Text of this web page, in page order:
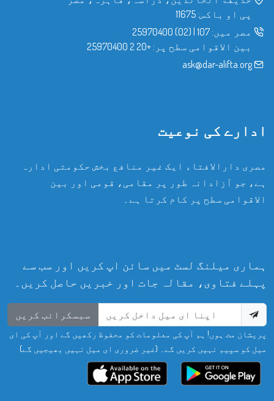
پی او باکس: 11675
مصر میں: 107
|
(02) 25970400
بین الاقوامی سطح پر: +20 2 25970400
ask@dar-alifta.org
ادارے کی نوعیت
مصری دارالافتاء ایک غیر منافع بخش حکومتی ادارہ
ہے، جو آزادانہ طور پر مقامی، قومی اور بین
الاقوامی سطح پر کام کرتا ہے۔
ہماری میلنگ لسٹ میں سائن اپ کریں اور سب سے
پہلے فتاوی، مقالہ جات اور خبریں حاصل کریں۔
سبسکرائب کریں
پریشان مت ہوں! ہم آپ کی معلومات کو محفوظ رکھیں گے اور آپ کی ای
میل کو سپیم نہیں کریں گے۔ (غیر ضروری ای میل نہیں بھیجیں گے)